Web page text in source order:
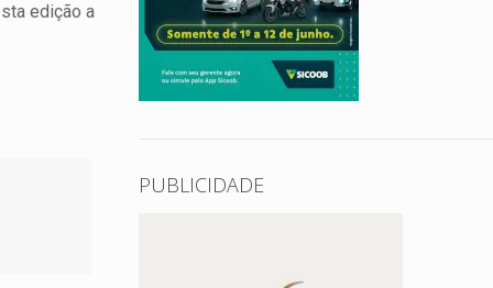
edição a
PUBLICIDADE